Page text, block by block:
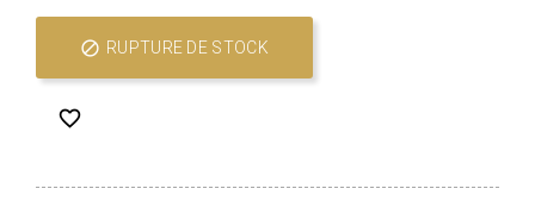
 RUPTURE DE STOCK
